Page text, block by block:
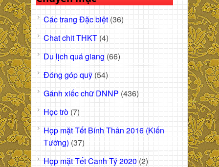
Các trang Đặc biệt (36)
Chat chit THKT (4)
Du lịch quá giang (66)
Đóng góp quỹ (54)
Gánh xiếc chữ DNNP (436)
Học trò (7)
Họp mặt Tết Bính Thân 2016 (Kiến
Tường) (37)
Họp mặt Tết Canh Tý 2020 (2)